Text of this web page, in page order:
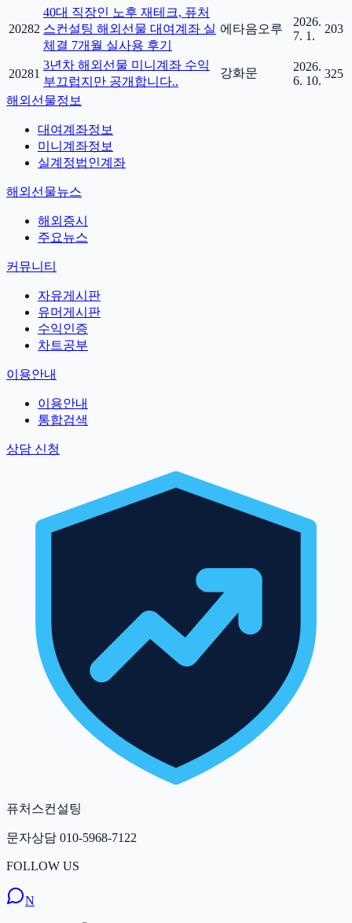
20282
40대 직장인 노후 재테크, 퓨처
스컨설팅 해외선물 대여계좌 실
체결 7개월 실사용 후기
에타음오루
2026.
7. 1.
203
20281
3년차 해외선물 미니계좌 수익
부끄럽지만 공개합니다..
강화문
2026.
6. 10.
325
해외선물정보
대여계좌정보
미니계좌정보
실계정법인계좌
해외선물뉴스
해외증시
주요뉴스
커뮤니티
자유게시판
유머게시판
수익인증
차트공부
이용안내
이용안내
통합검색
상담 신청
퓨처스컨설팅
문자상담 010-5968-7122
FOLLOW US
N